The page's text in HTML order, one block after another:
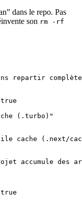
dans le repo. Pas
son rm -rf
repartir
(.turbo)"
cache (.next/
accumule des